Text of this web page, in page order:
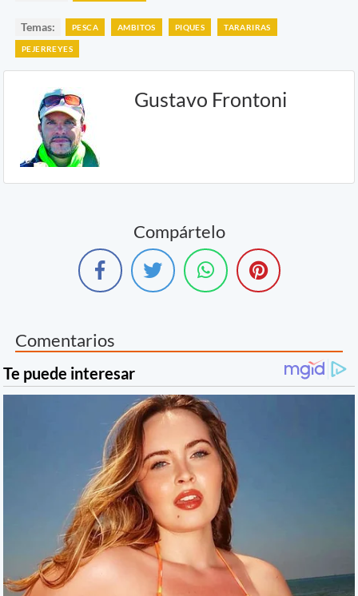
Temas: PESCA AMBITOS PIQUES TARARIRAS
PEJERREYES
Gustavo Frontoni
Compártelo
Comentarios